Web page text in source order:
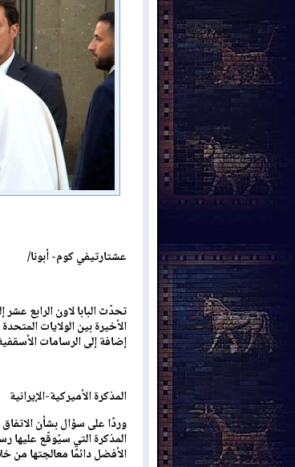
عشتارتيفي كوم- أبونا/
تحدّث البابا لاون الرابع
الأخيرة بين الولايات
إضافة إلى الرسامات
المذكرة الأميركية-الإيرانية
وردًا على سؤال بشأن الاتفاق
المذكرة التي سيُوقّع عليها
الأفضل دائمًا معالجتها من